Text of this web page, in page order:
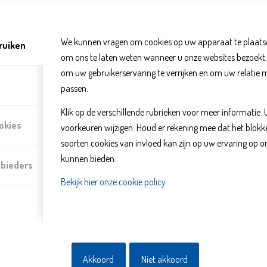
We kunnen vragen om cookies op uw apparaat te
om ons te laten weten wanneer u onze websites
om uw gebruikerservaring te verrijken en om uw relatie
passen.
Klik op de verschillende rubrieken voor meer informatie.
voorkeuren wijzigen. Houd er rekening mee dat het
soorten cookies van invloed kan zijn op uw ervaring op
kunnen bieden.
Bekijk hier onze cookie policy
Akkoord Niet akkoord
Buitenhof. Er is dan een jeugdverpleegkundige aanwezig. Je kunt